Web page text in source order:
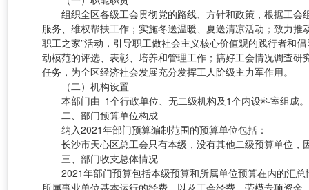
组织全区各级工会贯彻党的路线、方针和政策，根据工
服务、维权帮扶工作；实施冬送温暖、夏送清凉活动；致力
职工之家”活动，引导职工做社会主义核心价值观的践行者和
动模范的评选、表彰、培养和管理工作；搞好工会情况调查
任务，为全区经济社会发展充分发挥工人阶级主力军作用。
（二）机构设置
本部门由 1个行政单位、无二级机构及1个内设科室组成
二、部门预算单位构成
纳入2021年部门预算编制范围的预算单位包括：
长沙市天心区总工会只有本级，没有其他二级预算单位
三、部门收支总体情况
2021年部门预算包括本级预算和所属单位预算在内的汇